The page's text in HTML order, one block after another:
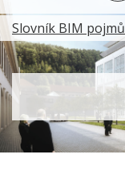
Slovník BIM pojmů